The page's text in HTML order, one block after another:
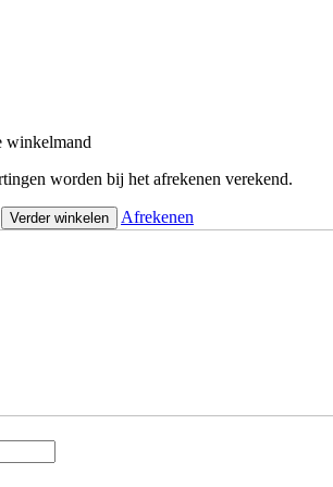
winkelmand
worden bij het afrekenen verekend.
Verder winkelen Afrekenen